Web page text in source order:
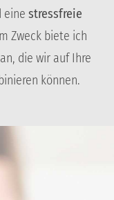
eine stressfreie
Zweck biete ich
an, die wir auf Ihre
können.